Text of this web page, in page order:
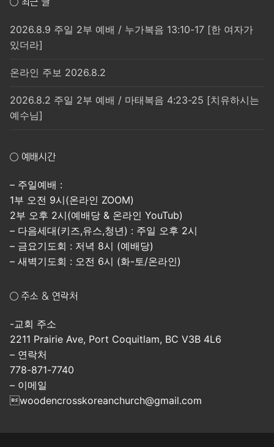
2026.8.9 주일 2부 예배 / 누가복음 13:10-17 [한 여자가
있더라]
온라인 주보 2026.8.2
2026.8.2 주일 2부 예배 / 마태복음 4:23-25 [치유하시는
예수님]
○ 예배시간
– 주일예배 :
1부 오전 9시(온라인 ZOOM)
2부 오후 2시(예배당 & 온라인 YouTub)
– 다음세대(키즈,유스,청년) : 주일 오후 2시
– 금요기도회 : 저녁 8시 (예배당)
– 새벽기도회 : 오전 6시 (화-토/온라인)
○ 주소 & 연락처
-교회 주소
2211 Prairie Ave, Port Coquitlam, BC V3B 4L6
– 연락처
778-871-7740
– 이메일
woodencrosskoreanchurch@gmail.com